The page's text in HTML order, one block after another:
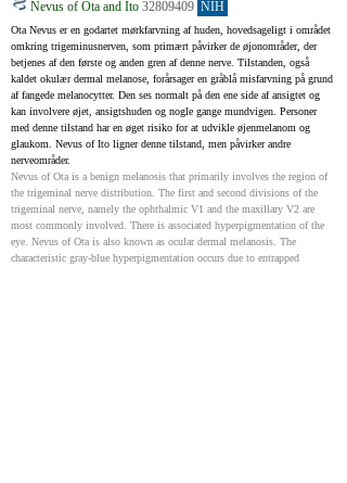
Nevus of Ota and Ito 32809409 NIH
Ota Nevus er en godartet mørkfarvning af huden, hovedsageligt i området
omkring trigeminusnerven, som primært påvirker de øjonområder, der
betjenes af den første og anden gren af denne nerve. Tilstanden, også
kaldet okulær dermal melanose, forårsager en gråblå misfarvning på grund
af fangede melanocytter. Den ses normalt på den ene side af ansigtet og
kan involvere øjet, ansigtshuden og nogle gange mundvigen. Personer
med denne tilstand har en øget risiko for at udvikle øjenmelanom og
glaukom. Nevus of Ito ligner denne tilstand, men påvirker andre
nerveområder.
Nevus of Ota is a benign melanosis that primarily involves the region of
the trigeminal nerve distribution. The first and second divisions of the
trigeminal nerve, namely the ophthalmic V1 and the maxillary V2 are
most commonly involved. There is associated hyperpigmentation of the
eye. Nevus of Ota is also known as ocular dermal melanosis. The
characteristic gray-blue hyperpigmentation occurs due to entrapped